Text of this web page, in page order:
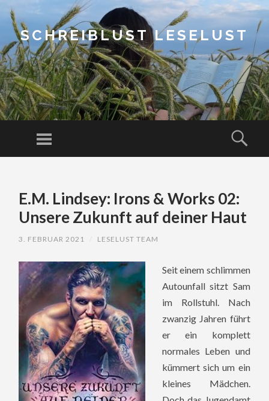
SCHREIBLUST LESELUST
Menu
CONTENTE.M. Lindsey: Irons & Works 02:
Unsere Zukunft auf deiner Haut
3. FEBRUAR 2021 LESELUST TEAM
Seit einem schlimmen
Autounfall sitzt Sam
im Rollstuhl. Nach
zwanzig Jahren führt
er ein komplett
normales Leben und
kümmert sich um ein
kleines Mädchen.